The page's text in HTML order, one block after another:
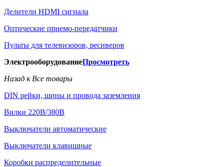
Делители HDMI сигнала
Оптические приемо-передатчики
Пульты для телевизоров, ресиверов
ЭлектрооборудованиеПросмотреть
Назад к Все товары
DIN рейки, шины и провода заземления
Вилки 220В/380В
Выключатели автоматические
Выключатели клавишные
Коробки распределительные